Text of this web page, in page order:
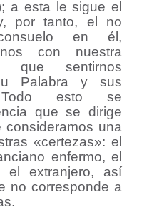
a esta le sigue el
por tanto, el no
en él,
con nuestra
que sentirnos
Palabra y sus
Todo esto se
que se dirige
una
«certezas»: el
enfermo, el
el extranjero, así
no corresponde a